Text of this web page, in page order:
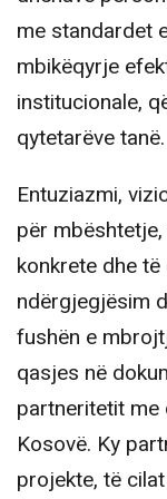
me standardet
mbikëqyrje
institucionale,
qytetarëve tanë.
Entuziazmi,
për
konkrete dhe
ndërgjegjësim
fushën e
qasjes në
partneritetit
Kosovë. Ky
projekte, të